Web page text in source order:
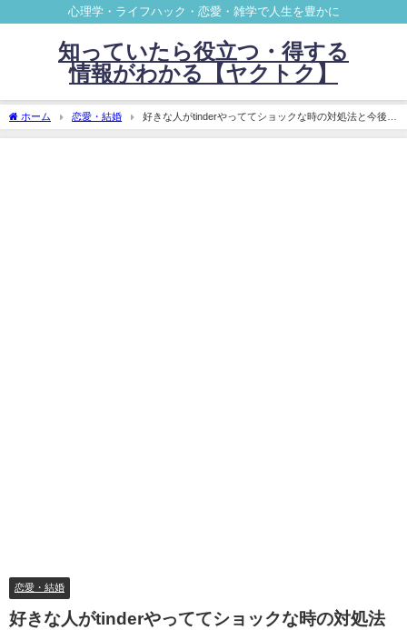
心理学・ライフハック・恋愛・雑学で人生を豊かに
知っていたら役立つ・得する
情報がわかる【ヤクトク】
ホーム 恋愛・結婚
好きな人がtinderやっててショックな時の対処法と今後の
決め方
恋愛・結婚
好きな人がtinderやっててショックな時の対処法